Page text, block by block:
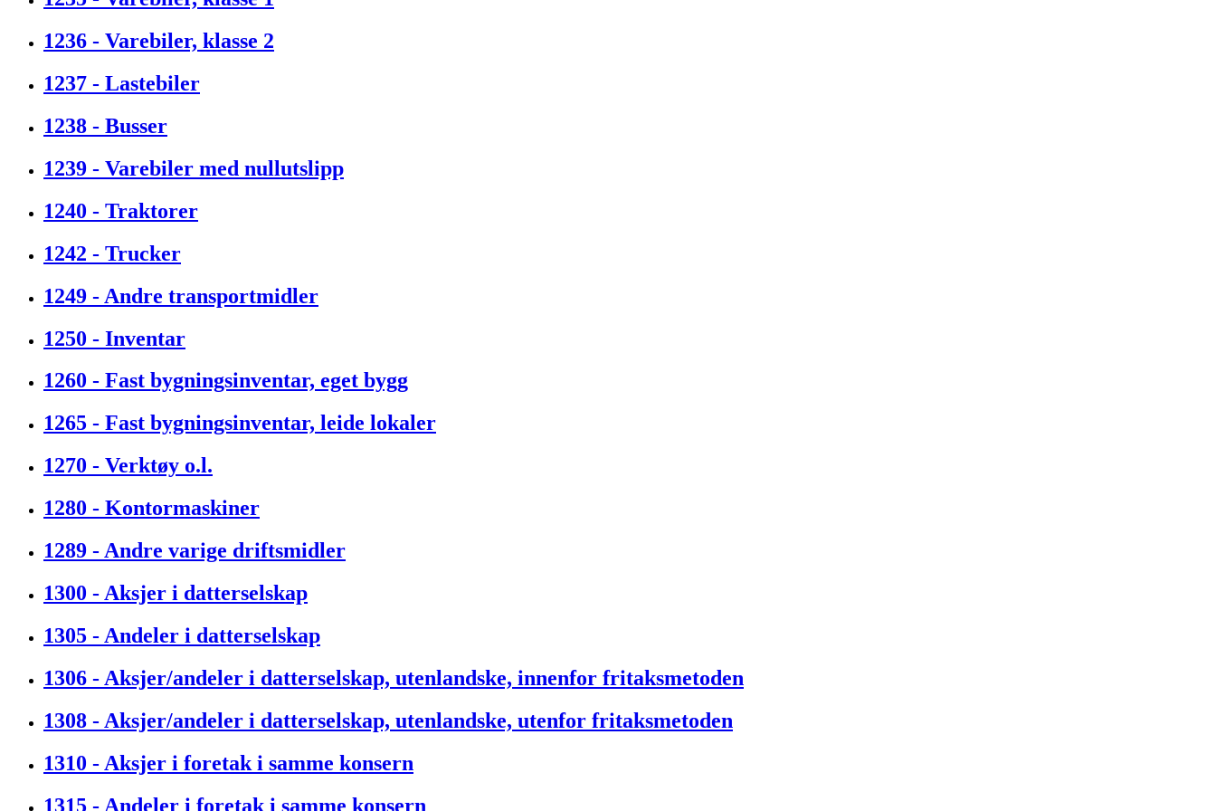
1236 - Varebiler, klasse 2
1237 - Lastebiler
1238 - Busser
1239 - Varebiler med nullutslipp
1240 - Traktorer
1242 - Trucker
1249 - Andre transportmidler
1250 - Inventar
1260 - Fast bygningsinventar, eget bygg
1265 - Fast bygningsinventar, leide lokaler
1270 - Verktøy o.l.
1280 - Kontormaskiner
1289 - Andre varige driftsmidler
1300 - Aksjer i datterselskap
1305 - Andeler i datterselskap
1306 - Aksjer/andeler i datterselskap, utenlandske, innenfor fritaksmetoden
1308 - Aksjer/andeler i datterselskap, utenlandske, utenfor fritaksmetoden
1310 - Aksjer i foretak i samme konsern
1315 - Andeler i foretak i samme konsern